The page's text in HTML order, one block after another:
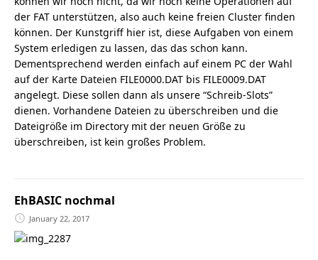
der FAT unterstützen, also auch keine freien Cluster finden
können. Der Kunstgriff hier ist, diese Aufgaben von einem
System erledigen zu lassen, das das schon kann.
Dementsprechend werden einfach auf einem PC der Wahl
auf der Karte Dateien FILE0000.DAT bis FILE0009.DAT
angelegt. Diese sollen dann als unsere “Schreib-Slots”
dienen. Vorhandene Dateien zu überschreiben und die
Dateigröße im Directory mit der neuen Größe zu
überschreiben, ist kein großes Problem.
EhBASIC nochmal
January 22, 2017